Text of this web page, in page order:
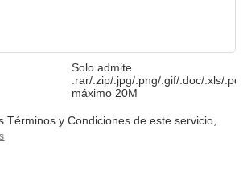
Solo admite
.rar/.zip/.jpg/.png/.gif/.doc/.xls/.pdf,
máximo 20M
Términos y Condiciones de este servicio,